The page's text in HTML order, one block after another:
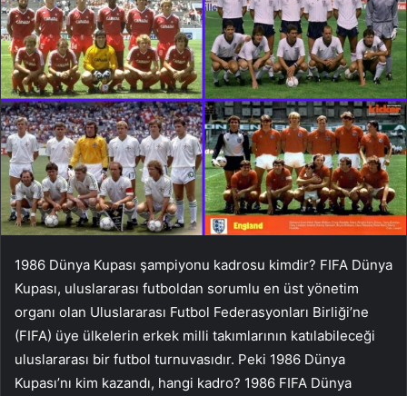
1986 Dünya Kupası şampiyonu kadrosu kimdir? FIFA Dünya
Kupası, uluslararası futboldan sorumlu en üst yönetim
organı olan Uluslararası Futbol Federasyonları Birliği’ne
(FIFA) üye ülkelerin erkek milli takımlarının katılabileceği
uluslararası bir futbol turnuvasıdır. Peki 1986 Dünya
Kupası’nı kim kazandı, hangi kadro? 1986 FIFA Dünya